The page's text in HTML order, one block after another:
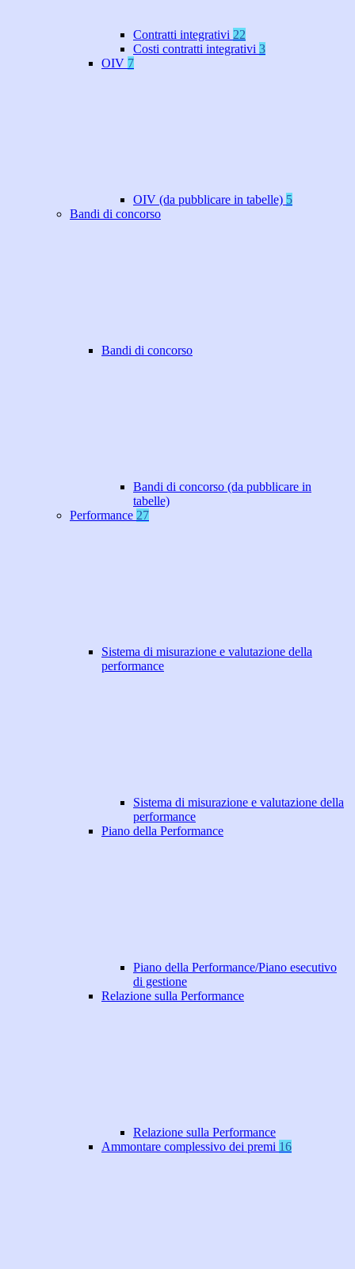
Contratti integrativi 22
Costi contratti integrativi 3
OIV 7
OIV (da pubblicare in tabelle) 5
Bandi di concorso
Bandi di concorso
Bandi di concorso (da pubblicare in
tabelle)
Performance 27
Sistema di misurazione e valutazione della
performance
Sistema di misurazione e valutazione della
performance
Piano della Performance
Piano della Performance/Piano esecutivo
di gestione
Relazione sulla Performance
Relazione sulla Performance
Ammontare complessivo dei premi 16